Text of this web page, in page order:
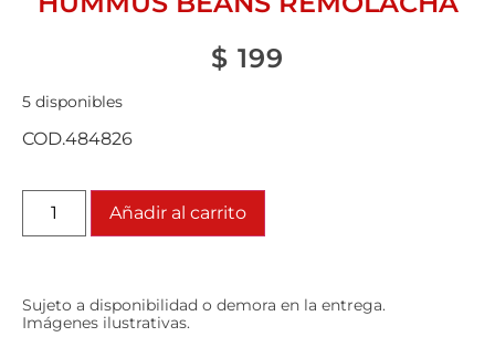
$ 199
5 disponibles
COD.484826
Añadir al carrito
Sujeto a disponibilidad o demora en la entrega.
Imágenes ilustrativas.